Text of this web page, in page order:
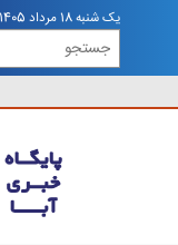
يک شنبه 18 مرداد 1405